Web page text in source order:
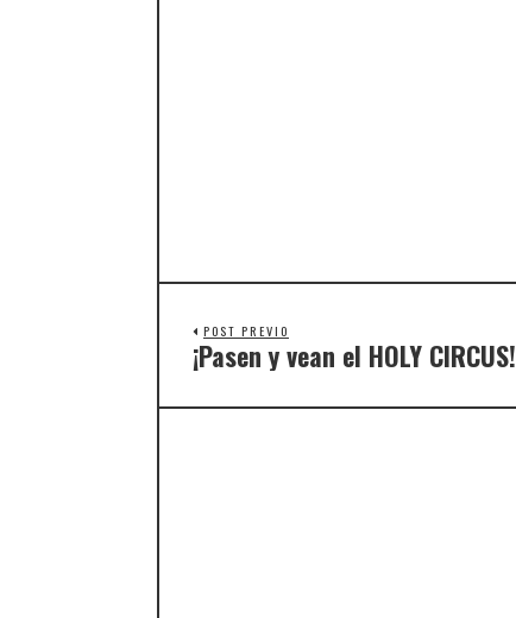
POST PREVIO
¡Pasen y vean el HOLY CIRCUS!